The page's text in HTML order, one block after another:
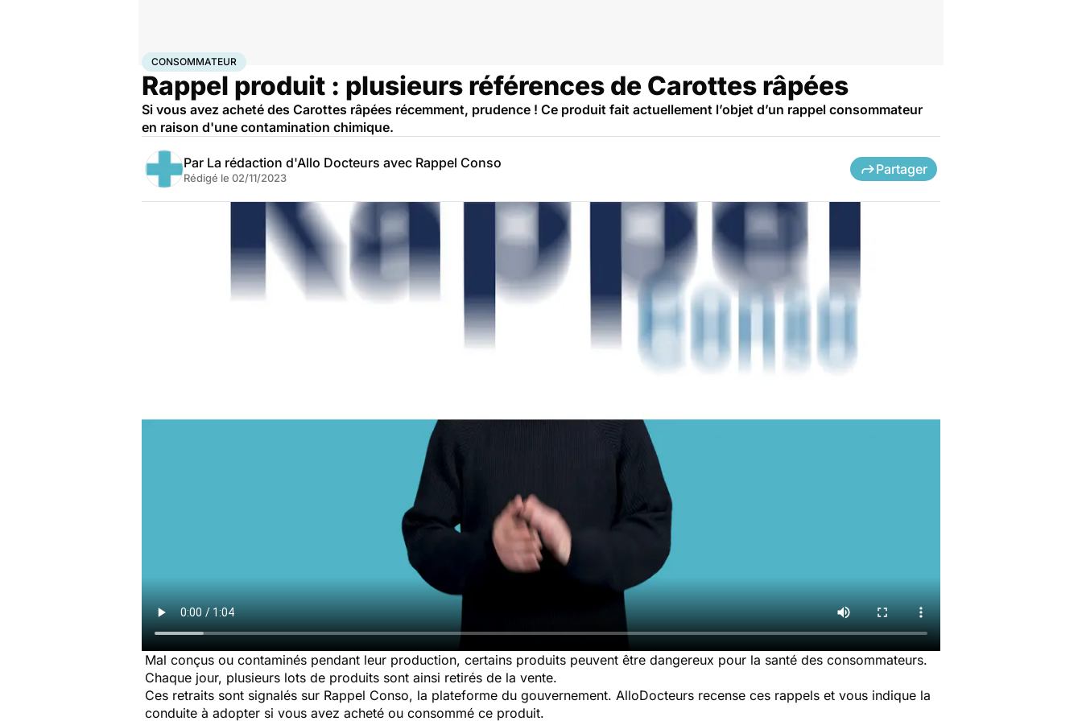
AccueilSantéConsommateur
CONSOMMATEUR
Rappel produit : plusieurs références de Carottes râpées
Si vous avez acheté des Carottes râpées récemment, prudence ! Ce produit fait actuellement l’objet d’un rappel consommateur
en raison d'une contamination chimique.
Par La rédaction d'Allo Docteurs avec Rappel Conso
Rédigé le 02/11/2023
Partager
Mal conçus ou contaminés pendant leur production, certains produits peuvent être dangereux pour la santé des consommateurs.
Chaque jour, plusieurs lots de produits sont ainsi retirés de la vente.
Ces retraits sont signalés sur Rappel Conso, la plateforme du gouvernement. AlloDocteurs recense ces rappels et vous indique la
conduite à adopter si vous avez acheté ou consommé ce produit.